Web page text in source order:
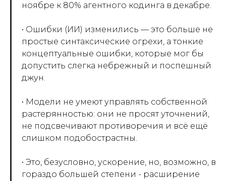
ноябре к 80% агентного кодинга в декабре.
• Ошибки (ИИ) изменились — это больше не
простые синтаксические огрехи, а тонкие
концептуальные ошибки, которые мог бы
допустить слегка небрежный и поспешный
джун.
• Модели не умеют управлять собственной
растерянностью: они не просят уточнений,
не подсвечивают противоречия и всё ещё
слишком подобострастны.
• Это, безусловно, ускорение, но, возможно, в
гораздо большей степени - расширение